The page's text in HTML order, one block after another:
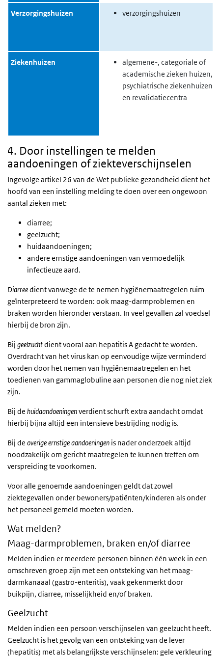
Verzorgingshuizen verzorgingshuizen
Ziekenhuizen
algemene-, categoriale of
academische zieken huizen,
psychiatrische ziekenhuizen
en revalidatiecentra
4. Door instellingen te melden
aandoeningen of ziekteverschijnselen
Ingevolge artikel 26 van de Wet publieke gezondheid dient het
hoofd van een instelling melding te doen over een ongewoon
aantal zieken met:
diarree;
geelzucht;
huidaandoeningen;
andere ernstige aandoeningen van vermoedelijk
infectieuze aard.
Diarreedient vanwege de te nemen hygiënemaatregelen ruim
geïnterpreteerd te worden: ook maag-darmproblemen en
braken worden hieronder verstaan. In veel gevallen zal voedsel
hierbij de bron zijn.
Bij geelzuchtdient vooral aan hepatitis A gedacht te worden.
Overdracht van het virus kan op eenvoudige wijze verminderd
worden door het nemen van hygiënemaatregelen en het
toedienen van gammaglobuline aan personen die nog niet ziek
zijn.
Bij de huidaandoeningenverdient schurft extra aandacht omdat
hierbij bijna altijd een intensieve bestrijding nodig is.
Bij de overige ernstige aandoeningen is nader onderzoek altijd
noodzakelijk om gericht maatregelen te kunnen treffen om
verspreiding te voorkomen.
Voor alle genoemde aandoeningen geldt dat zowel
ziektegevallen onder bewoners/patiënten/kinderen als onder
het personeel gemeld moeten worden.
Wat melden?
Maag-darmproblemen, braken en/of diarree
Melden indien er meerdere personen binnen één week in een
omschreven groep zijn met een ontsteking van het maag-
darmkanaaal (gastro-enteritis), vaak gekenmerkt door
buikpijn, diarree, misselijkheid en/of braken.
Geelzucht
Melden indien een persoon verschijnselen van geelzucht heeft.
Geelzucht is het gevolg van een ontsteking van de lever
(hepatitis) met als belangrijkste verschijnselen: gele verkleuring